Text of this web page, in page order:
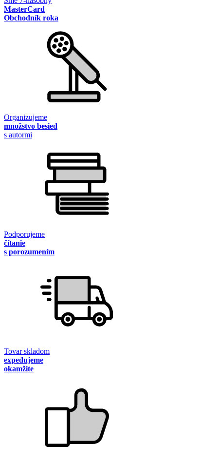
MasterCard
Obchodník roka
Organizujeme
množstvo besied
s autormi
Podporujeme
čítanie
s porozumením
Tovar skladom
expedujeme
okamžite